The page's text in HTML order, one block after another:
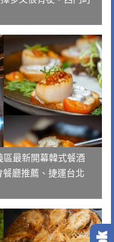
區最新開幕韓式餐酒
廳推薦、捷運台北